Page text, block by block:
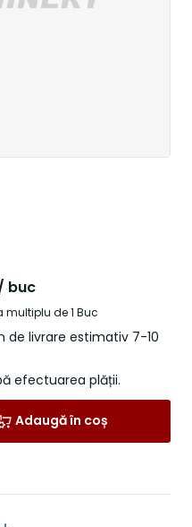
de livrare estimativ 7-10
efectuarea plății.
buc
de 1 Buc
Adaugă în coș